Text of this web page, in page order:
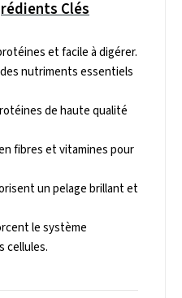
Clés
et facile à digérer.
nutriments essentiels
de haute qualité
fibres et vitamines pour
un pelage brillant et
le système
cellules.